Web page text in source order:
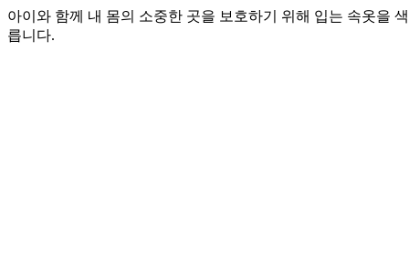
아이와 함께 내 몸의 소중한 곳을 보호하기 위해 입는 속옷을
릅니다.